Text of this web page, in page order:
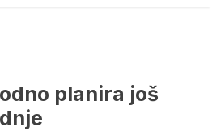
planira još